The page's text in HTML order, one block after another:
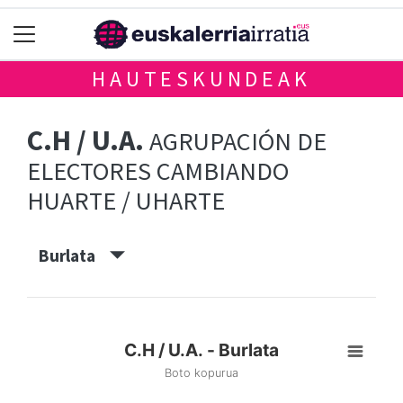
HAUTESKUNDEAK
C.H / U.A. AGRUPACIÓN DE
ELECTORES CAMBIANDO
HUARTE / UHARTE
Burlata
C.H / U.A. - Burlata
Boto kopurua